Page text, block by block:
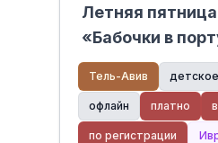
Летняя
«Бабочки в
Тель-Авив детское
офлайн платно
по регистрации